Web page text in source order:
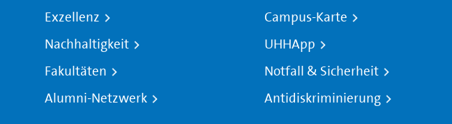
Exzellenz
Nachhaltigkeit
Fakultäten
Alumni-Netzwerk
Campus-Karte
UHHApp
Notfall & Sicherheit
Antidiskriminierung